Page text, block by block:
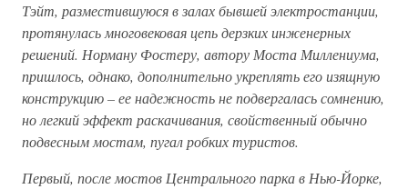
Тэйт, разместившуюся в залах бывшей электростанции,
протянулась многовековая цепь дерзких инженерных
решений. Норману Фостеру, автору Моста Миллениума,
пришлось, однако, дополнительно укреплять его изящную
конструкцию – ее надежность не подвергалась сомнению,
но легкий эффект раскачивания, свойственный обычно
подвесным мостам, пугал робких туристов.
Первый, после мостов Центрального парка в Нью-Йорке,